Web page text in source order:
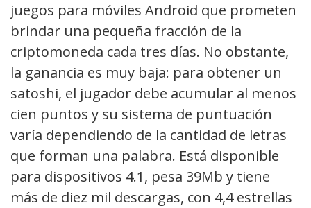
juegos para móviles Android que prometen
brindar una pequeña fracción de la
criptomoneda cada tres días. No obstante,
la ganancia es muy baja: para obtener un
satoshi, el jugador debe acumular al menos
cien puntos y su sistema de puntuación
varía dependiendo de la cantidad de letras
que forman una palabra. Está disponible
para dispositivos 4.1, pesa 39Mb y tiene
más de diez mil descargas, con 4,4 estrellas